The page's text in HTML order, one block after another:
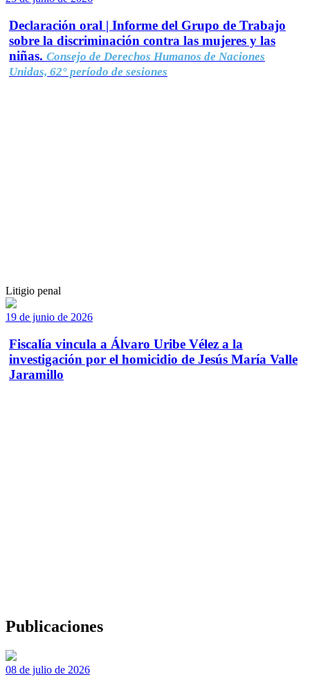
Declaración oral | Informe del Grupo de Trabajo
sobre la discriminación contra las mujeres y las
niñas. Consejo de Derechos Humanos de Naciones
Unidas, 62° período de sesiones
Litigio penal
19 de junio de 2026
Fiscalía vincula a Álvaro Uribe Vélez a la
investigación por el homicidio de Jesús María Valle
Jaramillo
Publicaciones
08 de julio de 2026